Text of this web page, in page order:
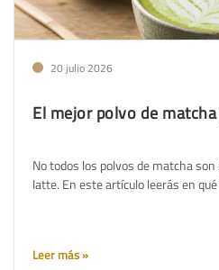
20 julio 2026
El mejor polvo de
No todos los polvos de matcha
latte. En este artículo leerás en
Leer más